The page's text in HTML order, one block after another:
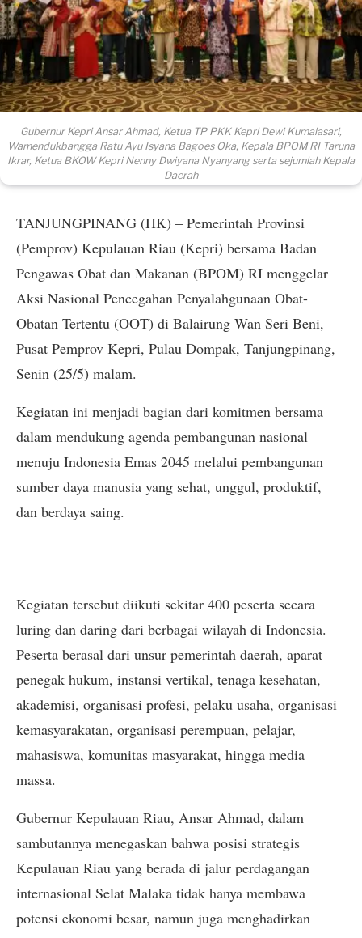
Gubernur Kepri Ansar Ahmad, Ketua TP PKK Kepri Dewi Kumalasari,
Wamendukbangga Ratu Ayu Isyana Bagoes Oka, Kepala BPOM RI Taruna
Ikrar, Ketua BKOW Kepri Nenny Dwiyana Nyanyang serta sejumlah Kepala
Daerah
TANJUNGPINANG (HK) – Pemerintah Provinsi
(Pemprov) Kepulauan Riau (Kepri) bersama Badan
Pengawas Obat dan Makanan (BPOM) RI menggelar
Aksi Nasional Pencegahan Penyalahgunaan Obat-
Obatan Tertentu (OOT) di Balairung Wan Seri Beni,
Pusat Pemprov Kepri, Pulau Dompak, Tanjungpinang,
Senin (25/5) malam.
Kegiatan ini menjadi bagian dari komitmen bersama
dalam mendukung agenda pembangunan nasional
menuju Indonesia Emas 2045 melalui pembangunan
sumber daya manusia yang sehat, unggul, produktif,
dan berdaya saing.
Kegiatan tersebut diikuti sekitar 400 peserta secara
luring dan daring dari berbagai wilayah di Indonesia.
Peserta berasal dari unsur pemerintah daerah, aparat
penegak hukum, instansi vertikal, tenaga kesehatan,
akademisi, organisasi profesi, pelaku usaha, organisasi
kemasyarakatan, organisasi perempuan, pelajar,
mahasiswa, komunitas masyarakat, hingga media
massa.
Gubernur Kepulauan Riau, Ansar Ahmad, dalam
sambutannya menegaskan bahwa posisi strategis
Kepulauan Riau yang berada di jalur perdagangan
internasional Selat Malaka tidak hanya membawa
potensi ekonomi besar, namun juga menghadirkan